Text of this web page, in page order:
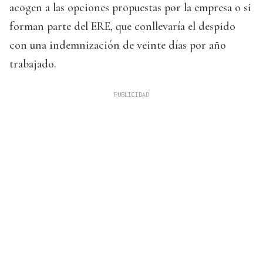
acogen a las opciones propuestas por la empresa o si
forman parte del ERE, que conllevaría el despido
con una indemnización de veinte días por año
trabajado.